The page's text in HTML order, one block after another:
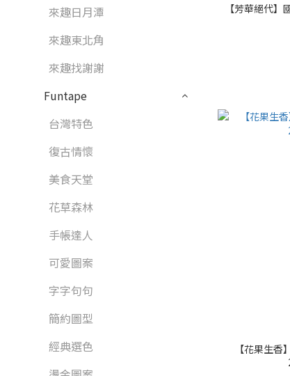
來趣日月潭
來趣東北角
來趣找謝謝
Funtape
台灣特色
復古情懷
美食天堂
花草森林
手帳達人
可愛圖案
字字句句
簡約圖型
經典選色
【芳華絕代
【花果生